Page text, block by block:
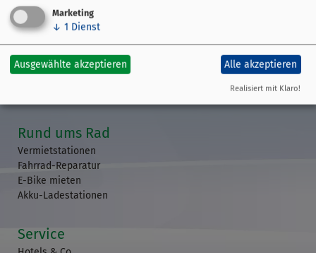
Streckenführung
GPS-Daten
Rund ums Rad
Vermietstationen
Fahrrad-Reparatur
E-Bike mieten
Akku-Ladestationen
Service
Marketing
↓ 1 Dienst
Ausgewählte akzeptieren Alle akzeptieren
Realisiert mit Klaro!